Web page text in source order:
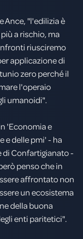
Ance, "l'edilizia è
a rischio, ma
riusciremo
applicazione di
zero perché il
l'operaio
umanoidi".
'Economia e
e delle pmi' - ha
di Confartigianato -
penso che in
affrontato non
un ecosistema
della buona
enti paritetici".